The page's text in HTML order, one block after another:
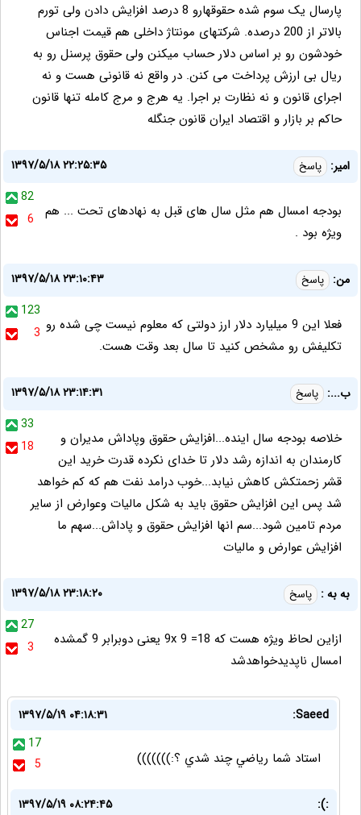
پارسال یک سوم شده حقوقهارو 8 درصد افزایش دادن ولی تورم
بالاتر از 200 درصده. شرکتهای مونتاژ داخلی هم قیمت اجناس
خودشون رو بر اساس دلار حساب میکنن ولی حقوق پرسنل رو به
ریال بی ارزش پرداخت می کنن. در واقع نه قانونی هست و نه
اجرای قانون و نه نظارت بر اجرا. یه هرج و مرج کامله تنها قانون
حاکم بر بازار و اقتصاد ایران قانون جنگله
امیر: پاسخ
۱۳۹۷/۵/۱۸ ۲۲:۲۵:۳۵
82
6
بودجه امسال هم مثل سال های قبل به نهادهای تحت ... هم
ویژه بود .
من: پاسخ
۱۳۹۷/۵/۱۸ ۲۳:۱۰:۴۳
123
3 فعلا این 9 میلیارد دلار ارز دولتی که معلوم نیست چی شده رو
تکلیفش رو مشخص کنید تا سال بعد وقت هست.
ب...: پاسخ
۱۳۹۷/۵/۱۸ ۲۳:۱۴:۳۱
33
18
خلاصه بودجه سال اینده...افزایش حقوق وپاداش مدیران و
کارمندان به اندازه رشد دلار تا خدای نکرده قدرت خرید این
قشر زحمتکش کاهش نیابد...خوب درامد نفت هم که کم خواهد
شد پس این افزایش حقوق باید به شکل مالیات وعوارض از سایر
مردم تامین شود...سم انها افزایش حقوق و پاداش...سهم ما
افزایش عوارض و مالیات
به به : پاسخ
۱۳۹۷/۵/۱۸ ۲۳:۱۸:۲۰
27
3
ازاین لحاظ ویژه هست که 9x 9 =18 یعنی دوبرابر 9 گمشده
امسال ناپدیدخواهدشد
Saeed:
۱۳۹۷/۵/۱۹ ۰۴:۱۸:۳۱
17
5
استاد شما رياضي چند شدي ؟:)))))))
:):
۱۳۹۷/۵/۱۹ ۰۸:۲۴:۴۵